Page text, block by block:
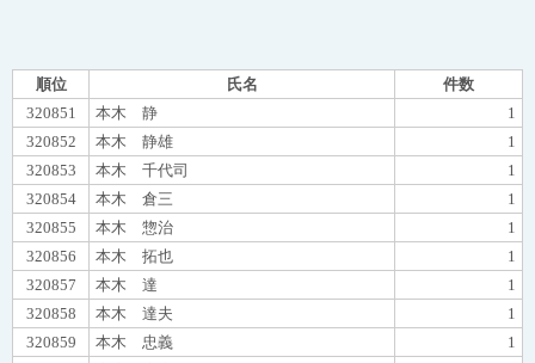
順位 氏名
件数
320851
本木 静
1
320852
本木 静雄
1
320853
本木 千代司
1
320854
本木 倉三
1
320855
本木 惣治
1
320856
本木 拓也
1
320857
本木 達
1
320858
本木 達夫
1
320859
本木 忠義
1